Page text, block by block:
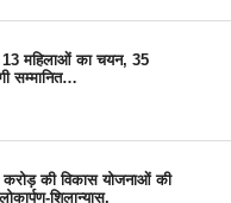
13 महिलाओं का चयन, 35
सम्मानित…
करोड़ की विकास योजनाओं की
शिलान्यास.